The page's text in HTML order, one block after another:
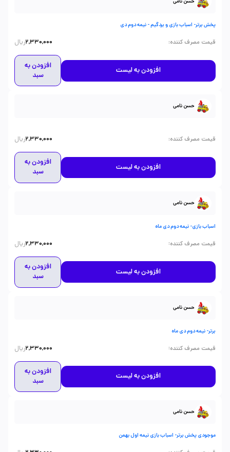
حسن نامی
پخش برتر- اسباب بازی و بردگیم - نیمه دوم دی
قیمت مصرف کننده:
2,330,000ریال
افزودن به لیست
افزودن به
سبد
حسن نامی
قیمت مصرف کننده:
2,330,000ریال
افزودن به لیست
افزودن به
سبد
حسن نامی
اسباب بازی- نیمه دوم دی ماه
قیمت مصرف کننده:
2,330,000ریال
افزودن به لیست
افزودن به
سبد
حسن نامی
برتر- نیمه دوم دی ماه
قیمت مصرف کننده:
2,330,000ریال
افزودن به لیست
افزودن به
سبد
حسن نامی
موجودی پخش برتر- اسباب بازی نیمه اول بهمن